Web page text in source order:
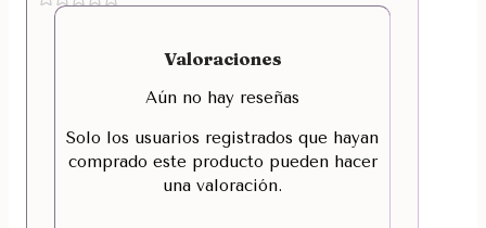
Valoraciones
Aún no hay reseñas
Solo los usuarios registrados que hayan
comprado este producto pueden hacer
una valoración.